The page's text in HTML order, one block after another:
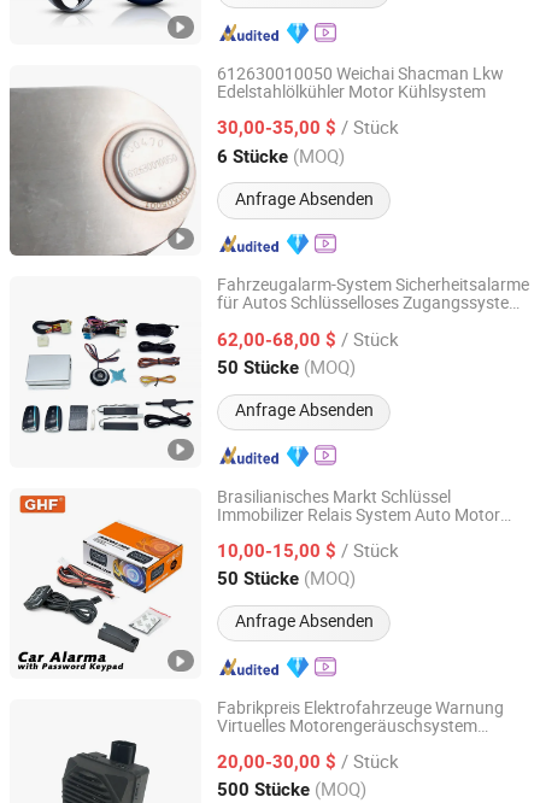
612630010050 Weichai Shacman Lkw
Edelstahlölkühler Motor Kühlsystem
30,00-35,00 $ / Stück
6 Stücke (MOQ)
Anfrage Absenden
Jinan Carman International Trade Co., Ltd.
Shandong, China Seit 2015
Fahrzeugalarm-System Sicherheitsalarme
für Autos Schlüsselloses Zugangssystem
62,00-68,00 $ / Stück
50 Stücke (MOQ)
Anfrage Absenden
Zhongshan Xinyu Technology Co., Ltd
Guangdong, China Seit 2023
Brasilianisches Markt Schlüssel
Immobilizer Relais System Auto Motor
aktualisiertem neuen Tür Diebstahl Schutz
Auto Immobilizer
10,00-15,00 $ / Stück
50 Stücke (MOQ)
Anfrage Absenden
Zhongshan Xinyu Technology Co., Ltd
Guangdong, China Seit 2023
Fabrikpreis Elektrofahrzeuge Warnung
Virtuelles Motorengeräuschsystem
Fahrzeugwarnsystem Vess Vsp Avas
20,00-30,00 $ / Stück
500 Stücke (MOQ)
Qufu Temb Automotive Electric Co., Ltd.
Shandong, China Seit 2021